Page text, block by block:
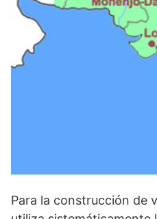
Para la construcción de